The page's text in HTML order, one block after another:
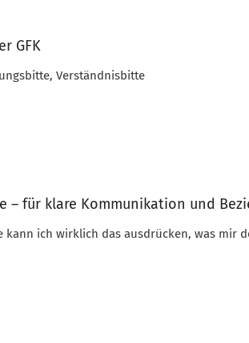
GFK
Verständnisbitte
– für klare Kommunikation und
kann ich wirklich das ausdrücken, was mir